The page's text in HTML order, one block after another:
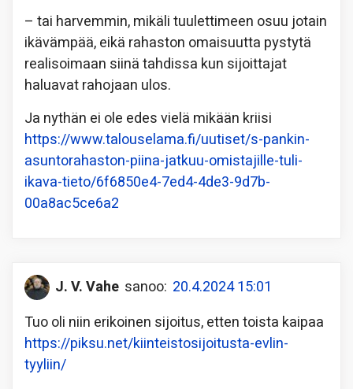
– tai harvemmin, mikäli tuulettimeen osuu jotain
ikävämpää, eikä rahaston omaisuutta pystytä
realisoimaan siinä tahdissa kun sijoittajat
haluavat rahojaan ulos.
Ja nythän ei ole edes vielä mikään kriisi
https://www.talouselama.fi/uutiset/s-pankin-
asuntorahaston-piina-jatkuu-omistajille-tuli-
ikava-tieto/6f6850e4-7ed4-4de3-9d7b-
00a8ac5ce6a2
J. V. Vahe sanoo: 20.4.2024 15:01
Tuo oli niin erikoinen sijoitus, etten toista kaipaa
https://piksu.net/kiinteistosijoitusta-evlin-
tyyliin/